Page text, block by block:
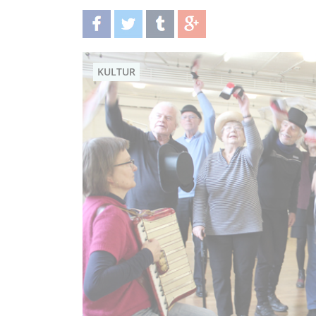
teilentwittern teilen teilen
KULTUR